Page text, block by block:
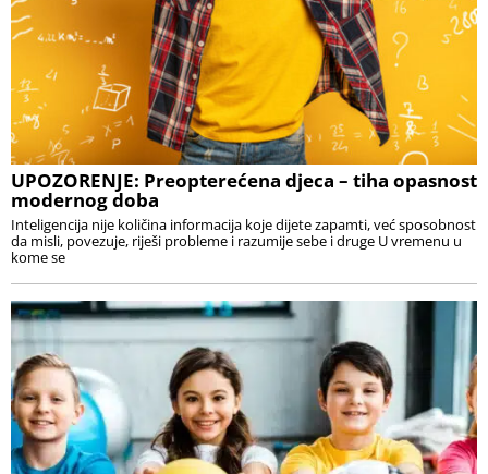
UPOZORENJE: Preopterećena djeca – tiha opasnost
modernog doba
Inteligencija nije količina informacija koje dijete zapamti, već sposobnost
da misli, povezuje, riješi probleme i razumije sebe i druge U vremenu u
kome se